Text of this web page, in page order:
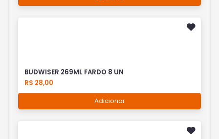
BUDWISER 269ML FARDO 8 UN
R$ 28,00
Adicionar